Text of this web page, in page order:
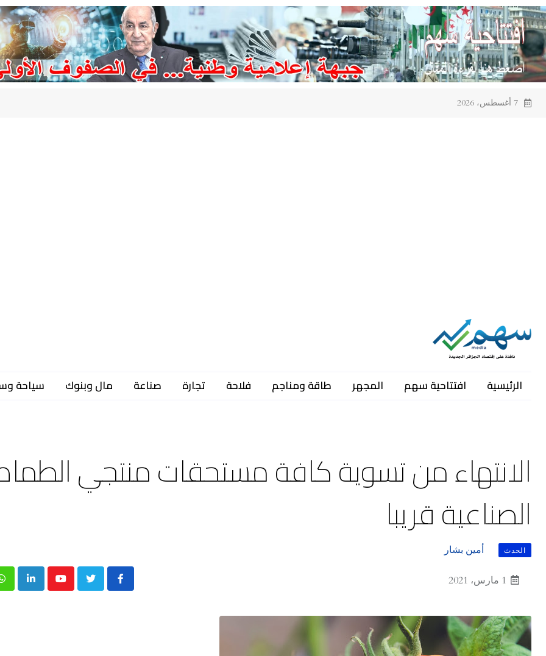
Skip
to
content
7 أغسطس، 2026
الرئيسية افتتاحية سهم المجهر طاقة ومناجم فلاحة تجارة صناعة مال وبنوك سياحة
الانتهاء من تسوية كافة مستحقات منتجي
الصناعية قريبا
الحدث أمين بشار
1 مارس، 2021 Youtube